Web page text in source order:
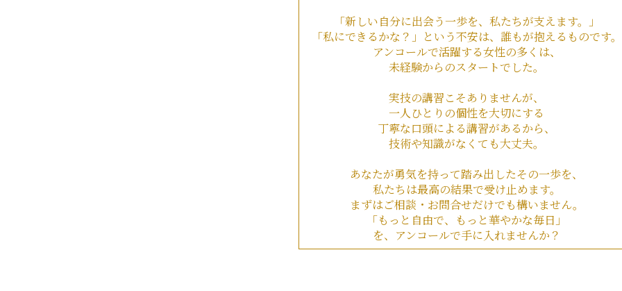
「新しい自分に出会う一歩を、私たちが支えます。」
「私にできるかな？」という不安は、誰もが抱えるものです。
アンコールで活躍する女性の多くは、
未経験からのスタートでした。
実技の講習こそありませんが、
一人ひとりの個性を大切にする
丁寧な口頭による講習があるから、
技術や知識がなくても大丈夫。
あなたが勇気を持って踏み出したその一歩を、
私たちは最高の結果で受け止めます。
まずはご相談・お問合せだけでも構いません。
「もっと自由で、もっと華やかな毎日」
を、アンコールで手に入れませんか？